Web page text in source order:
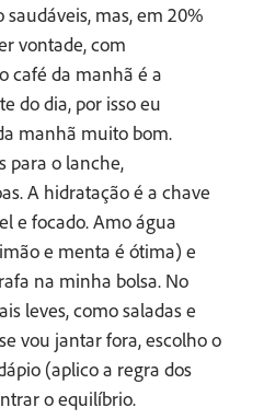
mas, em 20%
vontade, com
café da manhã é a
do dia, por isso eu
manhã muito bom.
para o lanche,
A hidratação é a chave
e focado. Amo água
e menta é ótima) e
na minha bolsa. No
leves, como saladas e
vou jantar fora, escolho o
(aplico a regra dos
o equilíbrio.